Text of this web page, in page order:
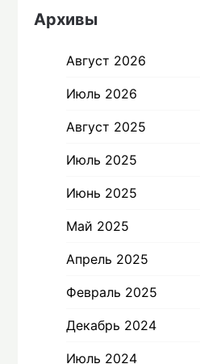
Архивы
Август 2026
Июль 2026
Август 2025
Июль 2025
Июнь 2025
Май 2025
Апрель 2025
Февраль 2025
Декабрь 2024
Июль 2024